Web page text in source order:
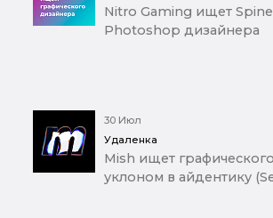
Nitro Gaming ищет
Photoshop дизайнера
30 Июл
Удаленка
Mish ищет
уклоном в айдентику